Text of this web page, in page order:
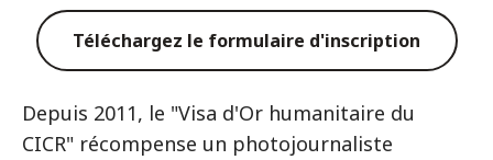
Téléchargez le formulaire d'inscription
Depuis 2011, le "Visa d'Or humanitaire du
CICR" récompense un photojournaliste